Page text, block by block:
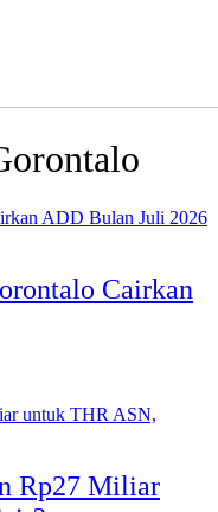
Cairkan
Rp27 Miliar